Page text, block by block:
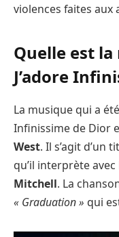
violences faites aux
Quelle est
J’adore
La musique qui a
Infinissime de Dior
West. Il s’agit d’un
qu’il interprète
Mitchell. La
« Graduation » qui